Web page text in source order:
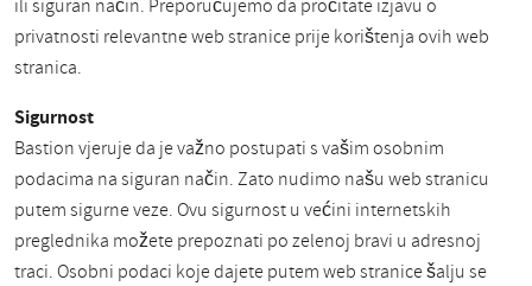
ili siguran način. Preporučujemo da pročitate izjavu o
privatnosti relevantne web stranice prije korištenja ovih web
stranica.
Sigurnost
Bastion vjeruje da je važno postupati s vašim osobnim
podacima na siguran način. Zato nudimo našu web stranicu
putem sigurne veze. Ovu sigurnost u većini internetskih
preglednika možete prepoznati po zelenoj bravi u adresnoj
traci. Osobni podaci koje dajete putem web stranice šalju se